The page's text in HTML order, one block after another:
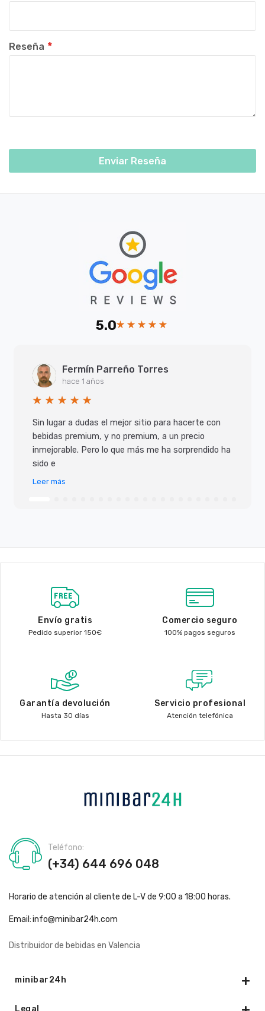
Reseña
Enviar Reseña
5.0
Fermín Parreño Torres
hace 1 años
Sin lugar a dudas el mejor sitio para hacerte con
bebidas premium, y no premium, a un precio
inmejorable. Pero lo que más me ha sorprendido ha
sido e
Leer más
Envío gratis
Pedido superior 150€
Comercio seguro
100% pagos seguros
Garantía devolución
Hasta 30 días
Servicio profesional
Atención telefónica
Teléfono:
(+34) 644 696 048
Horario de atención al cliente de L-V de 9:00 a 18:00 horas.
Email:info@minibar24h.com
Distribuidor de bebidas en Valencia
minibar24h